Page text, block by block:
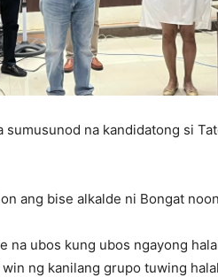
na kandidatong si
ang bise alkalde ni Bongat
na ubos kung ubos ngayong
ng kanilang grupo tuwing